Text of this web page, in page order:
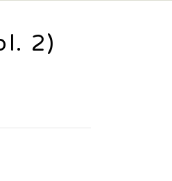
2)